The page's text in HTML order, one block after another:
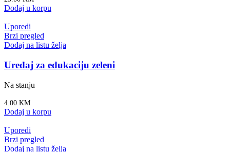
Dodaj u korpu
Uporedi
Brzi pregled
Dodaj na listu želja
Uređaj za edukaciju zeleni
Na stanju
4.00 KM
Dodaj u korpu
Uporedi
Brzi pregled
Dodaj na listu želja